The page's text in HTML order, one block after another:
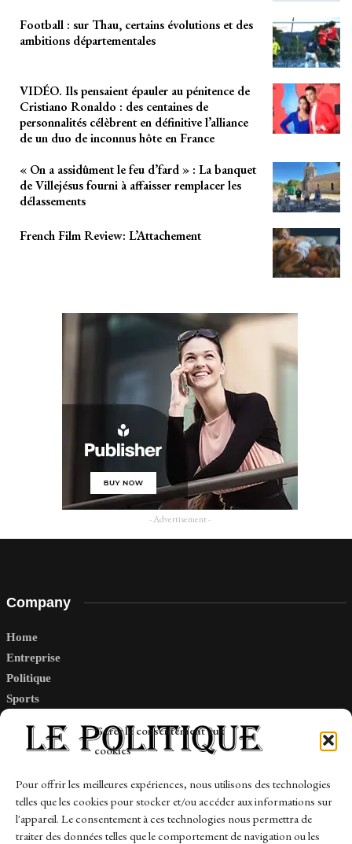
Gérer le consentement aux
cookies
Pour offrir les meilleures expériences, nous utilisons des technologies
telles que les cookies pour stocker et/ou accéder aux informations sur
l'appareil. Le consentement à ces technologies nous permettra de
traiter des données telles que le comportement de navigation ou les
Football : sur Thau, certains évolutions et des
ambitions départementales
VIDÉO. Ils pensaient épauler au pénitence de
Cristiano Ronaldo : des centaines de
personnalités célèbrent en définitive l’alliance
de un duo de inconnus hôte en France
« On a assidûment le feu d’fard » : La banquet
de Villejésus fourni à affaisser remplacer les
délassements
French Film Review: L’Attachement
- Advertisement -
Company
Home
Entreprise
Politique
Sports
Links